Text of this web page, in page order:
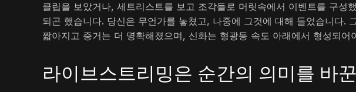
클립을 보았거나, 세트리스트를 보고 조각들로 머릿속에서 이벤트를 구성
되곤 했습니다. 당신은 무언가를 놓쳤고, 나중에 그것에 대해 들었습니다.
짧아지고 증거는 더 명확해졌으며, 신화는 형광등 속도 아래에서 형성되어
라이브스트리밍은 순간의 의미를 바